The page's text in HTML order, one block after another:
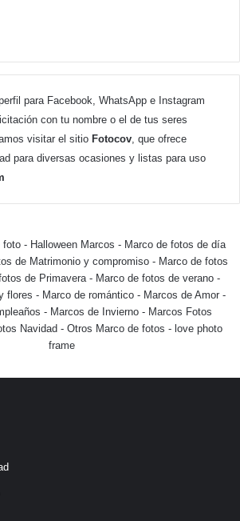
para Facebook, WhatsApp e Instagram
con tu nombre o el de tus seres
visitar el sitio Fotocov , que ofrece
para diversas ocasiones y listas para uso
foto - Halloween Marcos - Marco de fotos de día
de Matrimonio y compromiso- Marco de fotos
de Primavera - Marco de fotos de verano -
flores - Marco de romántico - Marcos de Amor -
- Marcos de Invierno - Marcos Fotos
Navidad- Otros Marco de fotos - love photo
frame